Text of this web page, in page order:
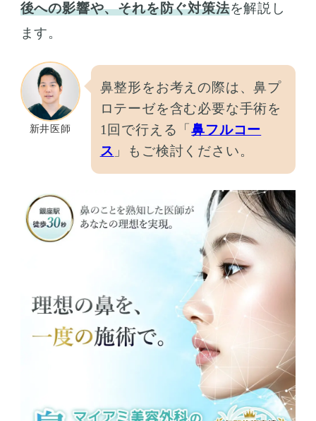
後への影響や、それを防ぐ対策法を解説し
ます。
新井医師
鼻整形をお考えの際は、鼻プ
ロテーゼを含む必要な手術を
1回で行える「鼻フルコー
ス 」もご検討ください。